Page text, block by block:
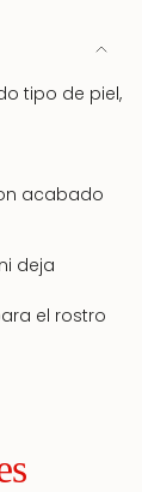
tipo de piel,
acabado
deja
el rostro